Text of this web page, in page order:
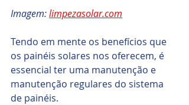
Imagem: limpezasolar.com
Tendo em mente os benefícios que
os painéis solares nos oferecem, é
essencial ter uma manutenção e
manutenção regulares do sistema
de painéis.